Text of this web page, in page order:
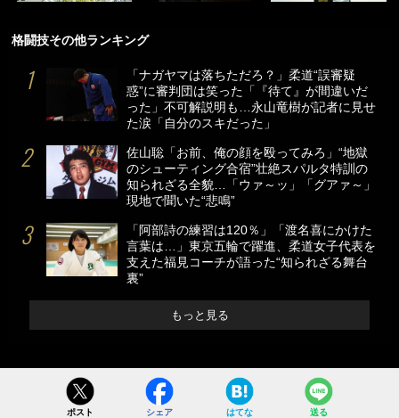
格闘技その他ランキング
「ナガヤマは落ちただろ？」柔道“誤審疑
惑”に審判団は笑った「『待て』が間違いだ
った」不可解説明も…永山竜樹が記者に見せ
た涙「自分のスキだった」
佐山聡「お前、俺の顔を殴ってみろ」“地獄
のシューティング合宿”壮絶スパルタ特訓の
知られざる全貌…「ウァ～ッ」「グアァ～」
現地で聞いた“悲鳴”
「阿部詩の練習は120％」「渡名喜にかけた
言葉は…」東京五輪で躍進、柔道女子代表を
支えた福見コーチが語った“知られざる舞台
裏”
もっと見る
ポスト シェア はてな 送る